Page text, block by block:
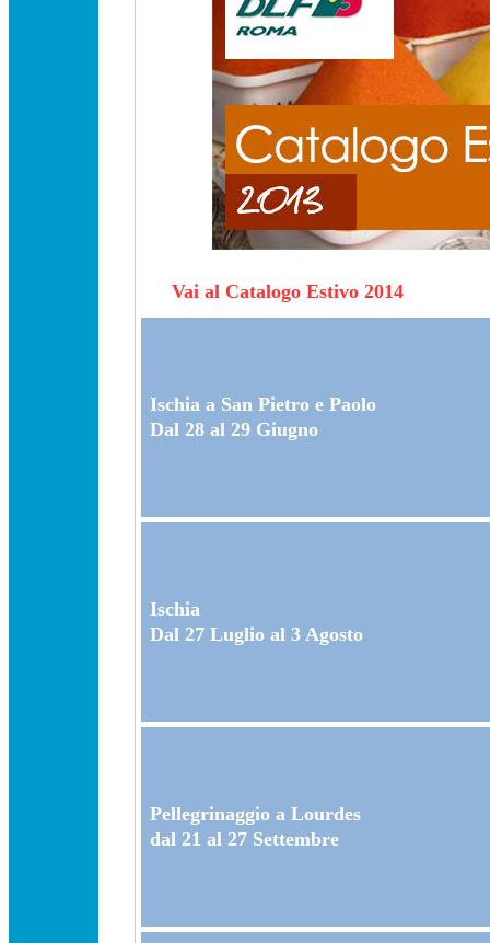
Vai al Catalogo Estivo 2014
Ischia a San Pietro e Paolo
Dal 28 al 29 Giugno
Ischia
Dal 27 Luglio al 3 Agosto
Pellegrinaggio a Lourdes
dal 21 al 27 Settembre